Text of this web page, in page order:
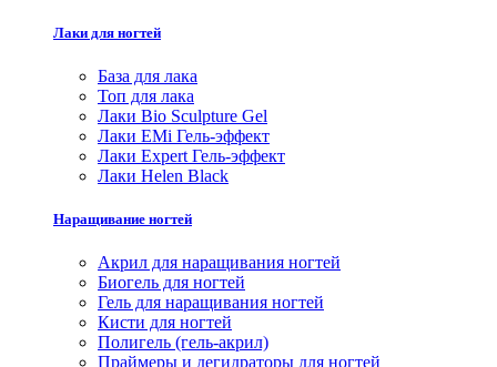
Лаки для ногтей
База для лака
Топ для лака
Лаки Bio Sculpture Gel
Лаки EMi Гель-эффект
Лаки Expert Гель-эффект
Лаки Helen Black
Наращивание ногтей
Акрил для наращивания ногтей
Биогель для ногтей
Гель для наращивания ногтей
Кисти для ногтей
Полигель (гель-акрил)
Праймеры и дегидраторы для ногтей